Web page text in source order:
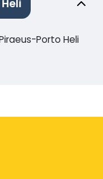
Porto Heli